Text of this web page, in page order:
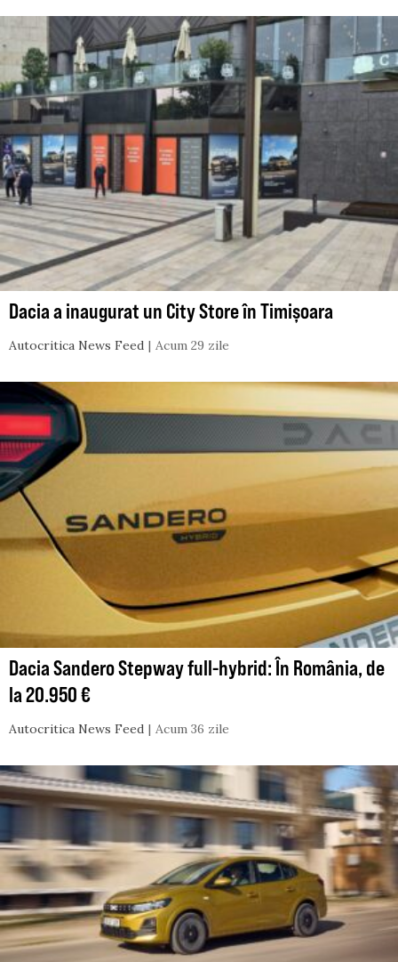
Dacia a inaugurat un City Store în Timișoara
Autocritica News Feed Acum 29 zile
Dacia Sandero Stepway full-hybrid: În România, de
la 20.950 €
Autocritica News Feed Acum 36 zile